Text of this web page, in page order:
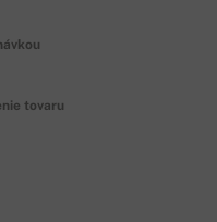
tovaru